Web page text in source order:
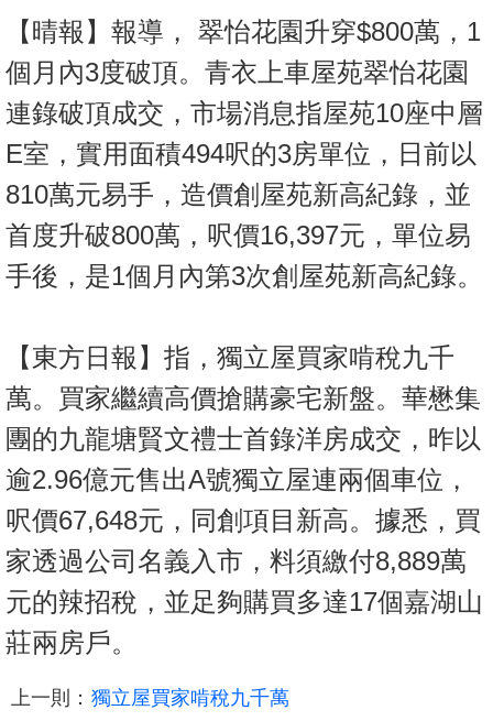
【晴報】報導， 翠怡花園升穿$800萬，1
個月內3度破頂。青衣上車屋苑翠怡花園
連錄破頂成交，市場消息指屋苑10座中層
E室，實用面積494呎的3房單位，日前以
810萬元易手，造價創屋苑新高紀錄，並
首度升破800萬，呎價16,397元，單位易
手後，是1個月內第3次創屋苑新高紀錄。
【東方日報】指，獨立屋買家啃稅九千
萬。買家繼續高價搶購豪宅新盤。華懋集
團的九龍塘賢文禮士首錄洋房成交，昨以
逾2.96億元售出A號獨立屋連兩個車位，
呎價67,648元，同創項目新高。據悉，買
家透過公司名義入市，料須繳付8,889萬
元的辣招稅，並足夠購買多達17個嘉湖山
莊兩房戶。
上一則： 獨立屋買家啃稅九千萬